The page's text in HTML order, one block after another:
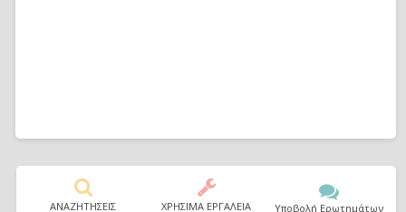
ΑΝΑΖΗΤΗΣΕΙΣ ΧΡΗΣΙΜΑ ΕΡΓΑΛΕΙΑ Υποβολή Ερωτημάτων